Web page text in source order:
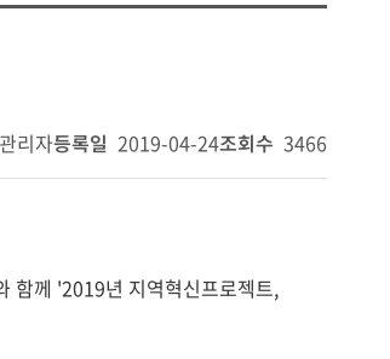
관리자등록일 2019-04-24조회수 3466
함께 '2019년 지역혁신프로젝트,